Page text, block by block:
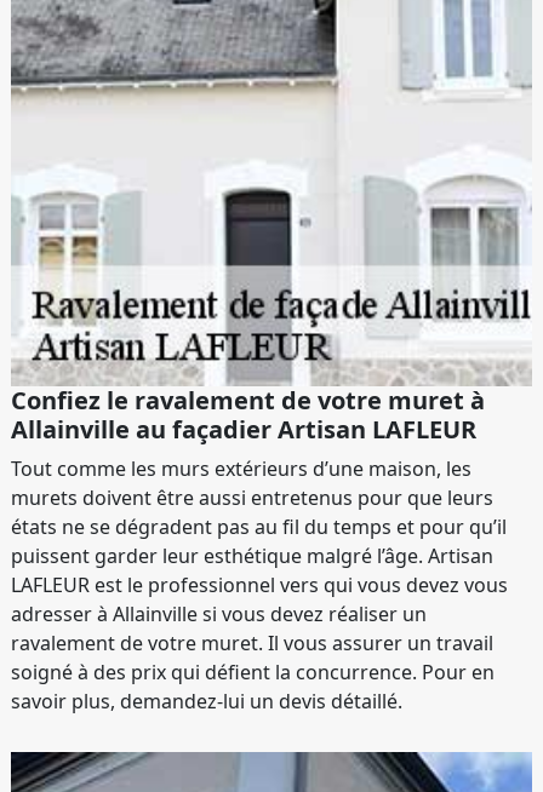
Confiez le ravalement de votre muret à
Allainville au façadier Artisan LAFLEUR
Tout comme les murs extérieurs d’une maison, les
murets doivent être aussi entretenus pour que leurs
états ne se dégradent pas au fil du temps et pour qu’il
puissent garder leur esthétique malgré l’âge. Artisan
LAFLEUR est le professionnel vers qui vous devez vous
adresser à Allainville si vous devez réaliser un
ravalement de votre muret. Il vous assurer un travail
soigné à des prix qui défient la concurrence. Pour en
savoir plus, demandez-lui un devis détaillé.